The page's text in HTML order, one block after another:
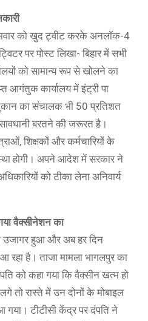
को खुद ट्वीट करके अनलॉक-4
पर पोस्ट लिखा- बिहार में सभी
को सामान्य रूप से खोलने का
आगंतुक कार्यालय में इंट्री पा
का संचालक भी 50 प्रतिशत
बरतने की जरूरत है।
शिक्षकों और कर्मचारियों के
होगी। अपने आदेश में सरकार ने
को टीका लेना अनिवार्य
वैक्सीनेशन का
उजागर हुआ और अब हर दिन
रहा है। ताजा मामला भागलपुर का
को कहा गया कि वैक्सीन खत्म हो
तो रास्ते में उन दोनों के मोबाइल
टीटीसी केंद्र पर दंपति ने